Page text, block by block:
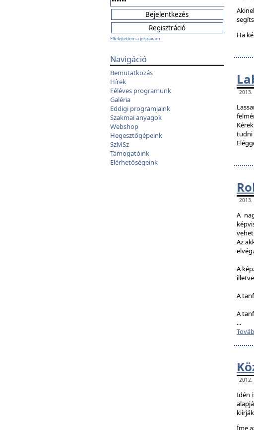
Elfelejtettem a jelszavam...
Navigáció
Bemutatkozás
Hírek
Féléves programunk
Galéria
Eddigi programjaink
Szakmai anyagok
Webshop
Hegesztőgépeink
SzMSz
Támogatóink
Elérhetőségeink
Ha
tudni
A
Az
A
A
A
...
Idén
Íme